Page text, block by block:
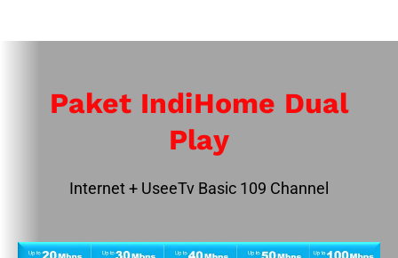
Paket IndiHome Dual
Play
Internet + UseeTv Basic 109 Channel